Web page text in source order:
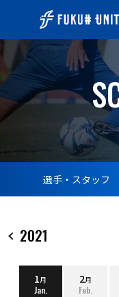
選手・スタッフ
2021
1月
Jan.
2月
Feb.